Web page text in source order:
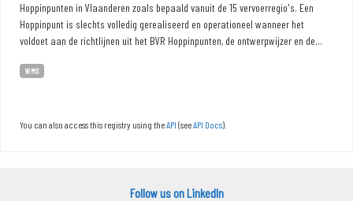
Hoppinpunten in Vlaanderen zoals bepaald vanuit de 15 vervoerregio's. Een
Hoppinpunt is slechts volledig gerealiseerd en operationeel wanneer het
voldoet aan de richtlijnen uit het BVR Hoppinpunten, de ontwerpwijzer en de...
WMS
You can also access this registry using theAPI (seeAPI Docs).
Follow us on LinkedIn